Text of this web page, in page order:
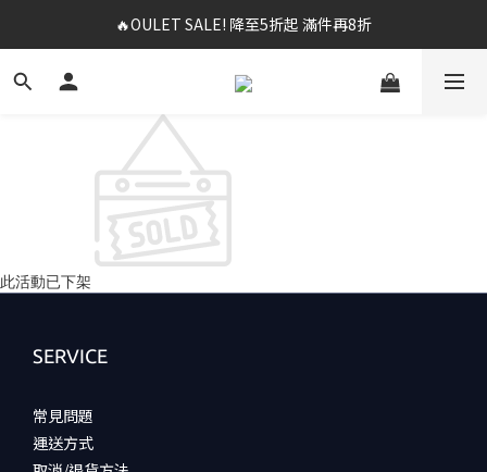
✨春夏新品最低8折起 ！2件再9折
🔥OULET SALE! 降至5折起 滿件再8折
✨購買指定後背包送好運鑰匙圈 (贈完為止)
✨春夏新品最低8折起 ！2件再9折
此活動已下架
SERVICE
常見問題
運送方式